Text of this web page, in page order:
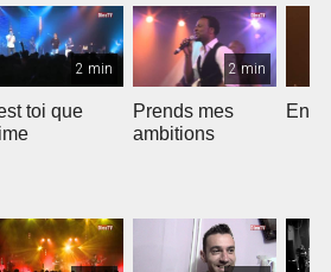
2 min
toi que
2 min
Prends mes
ambitions